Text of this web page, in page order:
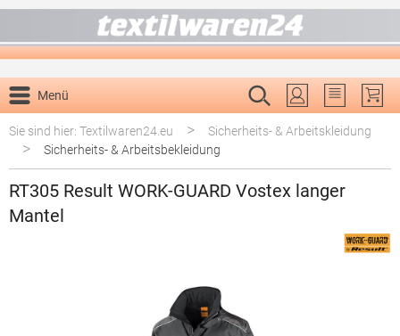
Menü
Du hast 0
Sie sind hier: Textilwaren24.eu
> Sicherheits- & Arbeitskleidung
> Sicherheits- & Arbeitsbekleidung
RT305 Result WORK-GUARD Vostex langer
Mantel